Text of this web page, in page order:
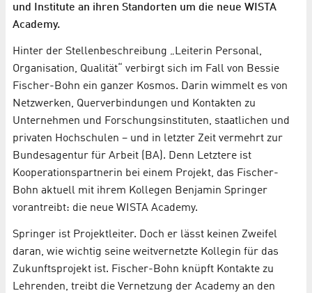
und Institute an ihren Standorten um die neue WISTA
Academy.
Hinter der Stellenbeschreibung „Leiterin Personal,
Organisation, Qualität“ verbirgt sich im Fall von Bessie
Fischer-Bohn ein ganzer Kosmos. Darin wimmelt es von
Netzwerken, Querverbindungen und Kontakten zu
Unternehmen und Forschungsinstituten, staatlichen und
privaten Hochschulen – und in letzter Zeit vermehrt zur
Bundesagentur für Arbeit (BA). Denn Letztere ist
Kooperationspartnerin bei einem Projekt, das Fischer-
Bohn aktuell mit ihrem Kollegen Benjamin Springer
vorantreibt: die neue WISTA Academy.
Springer ist Projektleiter. Doch er lässt keinen Zweifel
daran, wie wichtig seine weitvernetzte Kollegin für das
Zukunftsprojekt ist. Fischer-Bohn knüpft Kontakte zu
Lehrenden, treibt die Vernetzung der Academy an den